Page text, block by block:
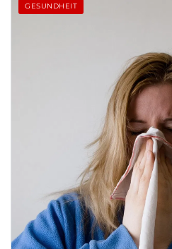
GESUNDHEIT